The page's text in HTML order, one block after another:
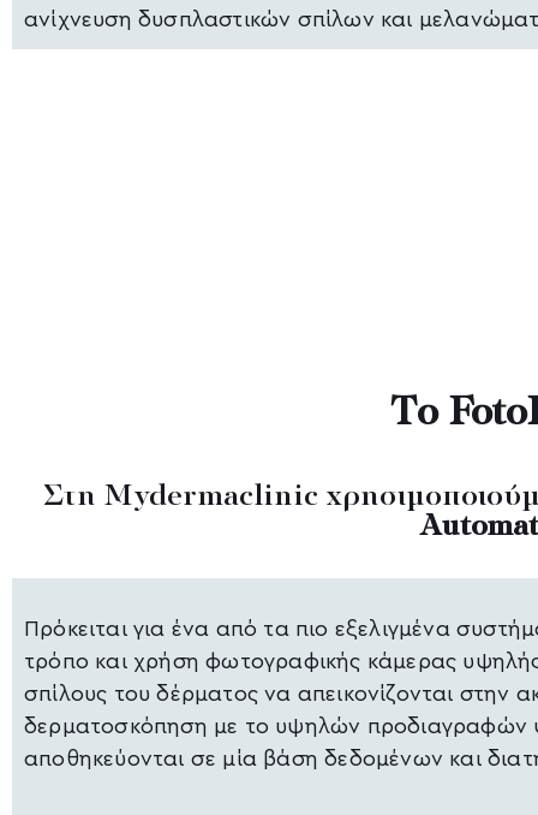
ανίχνευση δυσπλαστικών σπίλων και
Το
Στη Mydermaclinic
Πρόκειται για ένα από τα πιο εξελιγμένα
τρόπο και χρήση φωτογραφικής κάμερας
σπίλους του δέρματος να απεικονίζονται στην
δερματοσκόπηση με το υψηλών προδιαγραφών
αποθηκεύονται σε μία βάση δεδομένων και